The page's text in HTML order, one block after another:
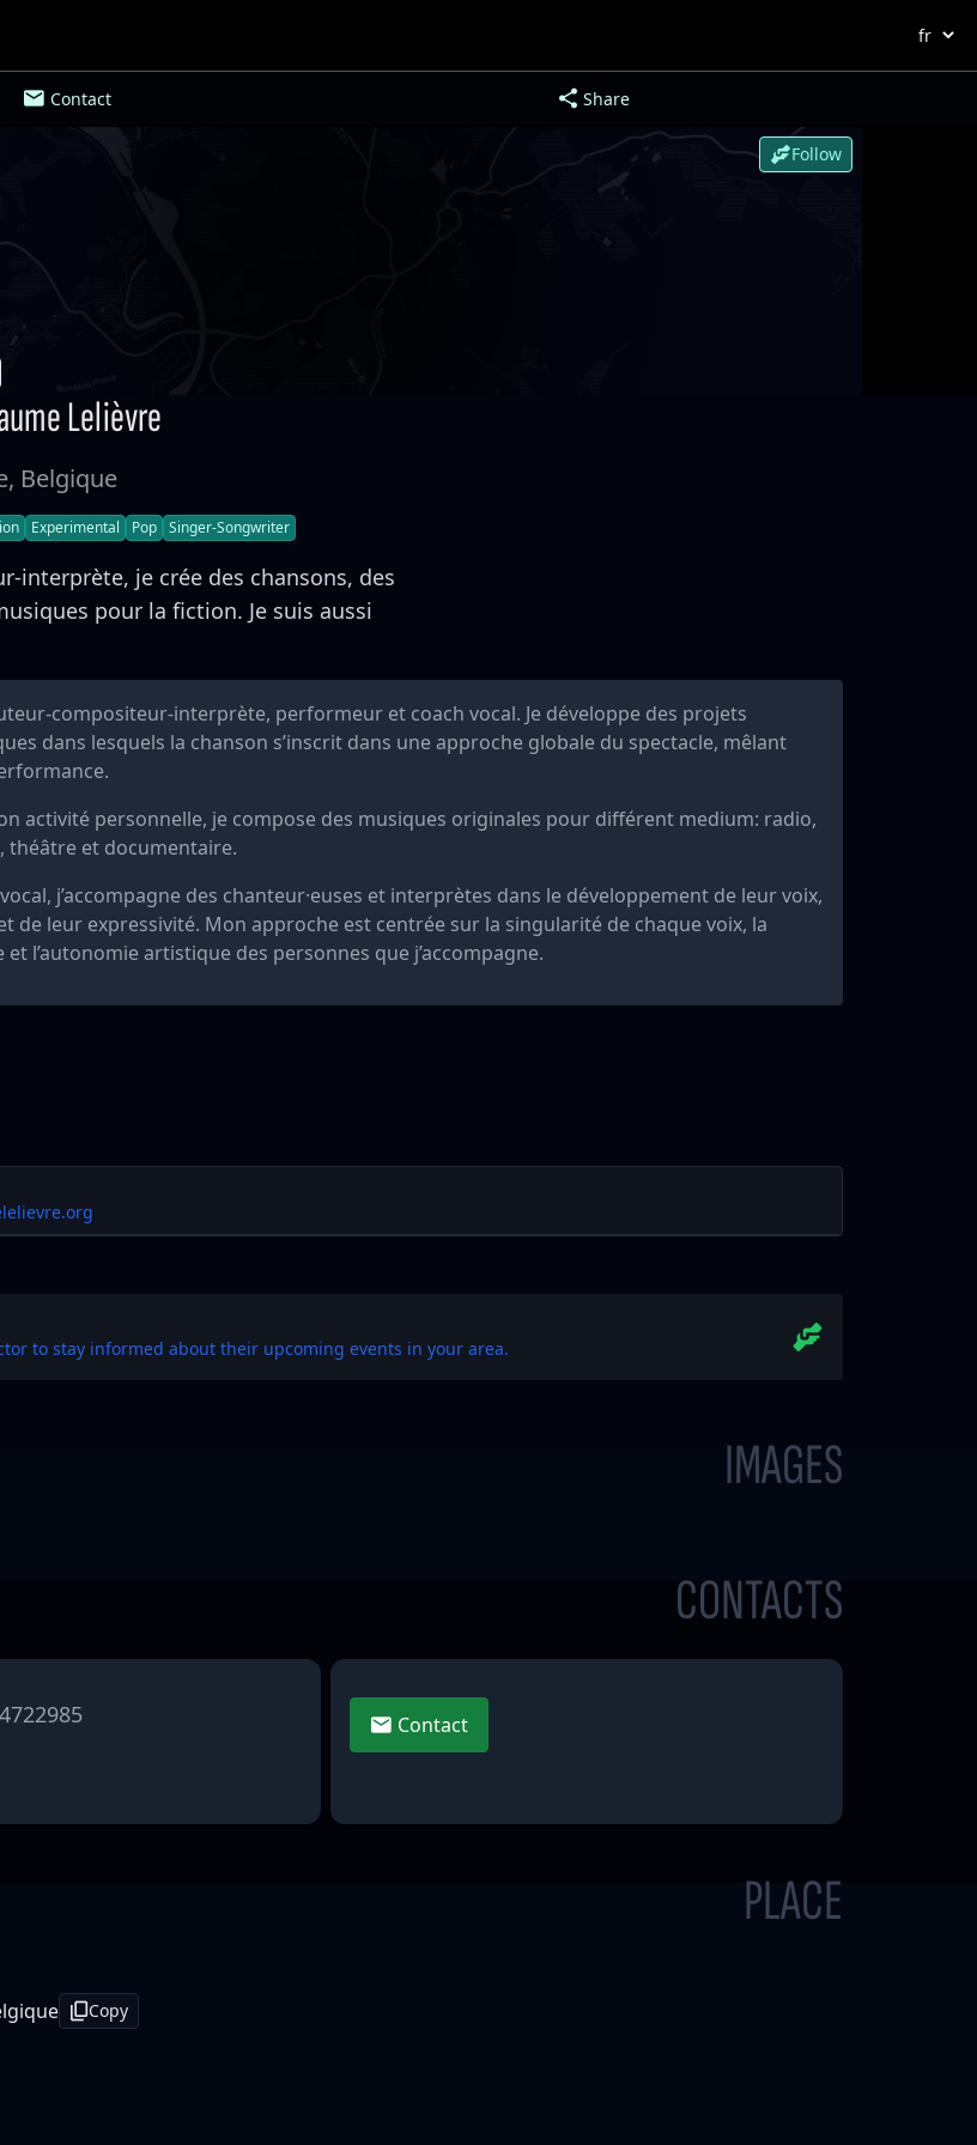
Contact Share
Follow
Lelièvre
Belgique
Experimental Pop Singer-Songwriter
interprète, je crée des chansons, des
pour la fiction. Je suis aussi
compositeur-interprète, performeur et coach vocal. Je développe des projets
dans lesquels la chanson s’inscrit dans une approche globale du spectacle, mêlant
activité personnelle, je compose des musiques originales pour différent medium: radio,
théâtre et documentaire.
j’accompagne des chanteur·euses et interprètes dans le développement de leur voix,
de leur expressivité. Mon approche est centrée sur la singularité de chaque voix, la
l’autonomie artistique des personnes que j’accompagne.
to stay informed about their upcoming events in your area.
IMAGES
CONTACTS
Contact
PLACE
Copy